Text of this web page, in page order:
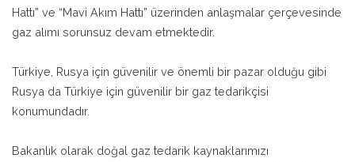
Hattı” ve “Mavi Akım Hattı” üzerinden anlaşmalar çerçevesinde
gaz alımı sorunsuz devam etmektedir.
Türkiye, Rusya için güvenilir ve önemli bir pazar olduğu gibi
Rusya da Türkiye için güvenilir bir gaz tedarikçisi
konumundadır.
Bakanlık olarak doğal gaz tedarik kaynaklarımızı